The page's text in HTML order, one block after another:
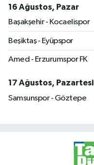
16 Ağustos, Pazar
Başakşehir - Kocaelispor
Beşiktaş - Eyüpspor
Amed - Erzurumspor FK
17 Ağustos, Pazartesi
Samsunspor - Göztepe